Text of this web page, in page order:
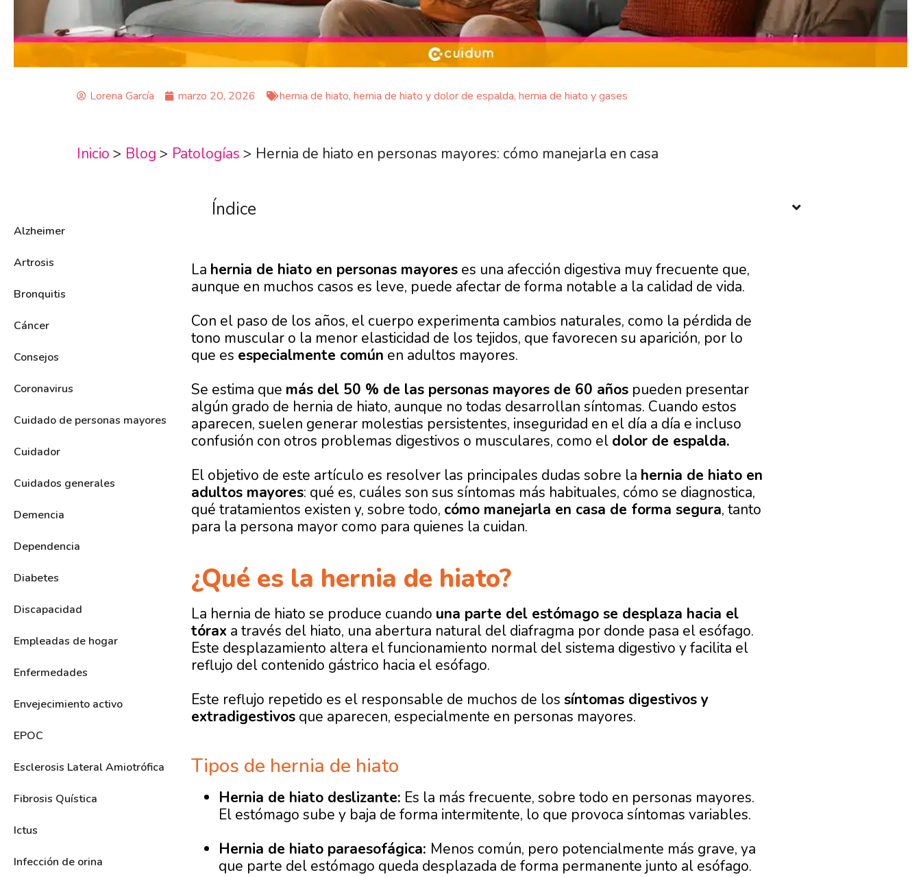
Lorena García marzo 20, 2026 hernia de hiato, hernia de hiato y dolor de espalda, hernia de hiato y gases
Inicio > Blog > Patologías > Hernia de hiato en personas mayores: cómo manejarla en casa
Alzheimer
Artrosis
Bronquitis
Cáncer
Consejos
Coronavirus
Cuidado de personas mayores
Cuidador
Cuidados generales
Demencia
Dependencia
Diabetes
Discapacidad
Empleadas de hogar
Enfermedades
Envejecimiento activo
EPOC
Esclerosis Lateral Amiotrófica
Fibrosis Quística
Ictus
Infección de orina
Índice
La hernia de hiato en personas mayoreses una afección digestiva muy frecuente que,
aunque en muchos casos es leve, puede afectar de forma notable a la calidad de vida.
Con el paso de los años, el cuerpo experimenta cambios naturales, como la pérdida de
tono muscular o la menor elasticidad de los tejidos, que favorecen su aparición, por lo
que es especialmente común en adultos mayores.
Se estima que más del 50 % de las personas mayores de 60 añospueden presentar
algún grado de hernia de hiato, aunque no todas desarrollan síntomas. Cuando estos
aparecen, suelen generar molestias persistentes, inseguridad en el día a día e incluso
confusión con otros problemas digestivos o musculares, como el dolor de espalda.
El objetivo de este artículo es resolver las principales dudas sobre la hernia de hiato en
adultos mayores: qué es, cuáles son sus síntomas más habituales, cómo se diagnostica,
qué tratamientos existen y, sobre todo, cómo manejarla en casa de forma segura, tanto
para la persona mayor como para quienes la cuidan.
¿Qué es la hernia de hiato?
La hernia de hiato se produce cuando una parte del estómago se desplaza hacia el
tórax a través del hiato, una abertura natural del diafragma por donde pasa el esófago.
Este desplazamiento altera el funcionamiento normal del sistema digestivo y facilita el
reflujo del contenido gástrico hacia el esófago.
Este reflujo repetido es el responsable de muchos de los síntomas digestivos y
extradigestivosque aparecen, especialmente en personas mayores.
Tipos de hernia de hiato
Hernia de hiato deslizante: Es la más frecuente, sobre todo en personas mayores.
El estómago sube y baja de forma intermitente, lo que provoca síntomas variables.
Hernia de hiato paraesofágica: Menos común, pero potencialmente más grave, ya
que parte del estómago queda desplazada de forma permanente junto al esófago.